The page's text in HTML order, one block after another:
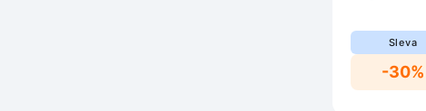
Sleva
-30%